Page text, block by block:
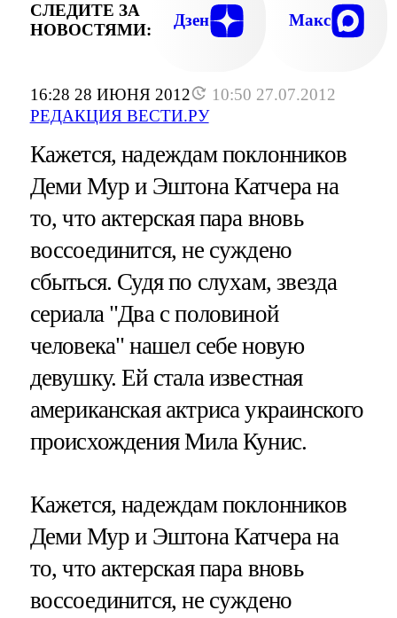
16:28 28 ИЮНЯ 2012
10:50 27.07.2012
РЕДАКЦИЯ ВЕСТИ.РУ
СЛЕДИТЕ ЗА
НОВОСТЯМИ:
Дзен Макс
Кажется, надеждам поклонников
Деми Мур и Эштона Катчера на
то, что актерская пара вновь
воссоединится, не суждено
сбыться. Судя по слухам, звезда
сериала "Два с половиной
человека" нашел себе новую
девушку. Ей стала известная
американская актриса украинского
происхождения Мила Кунис.
Кажется, надеждам поклонников
Деми Мур и Эштона Катчера на
то, что актерская пара вновь
воссоединится, не суждено